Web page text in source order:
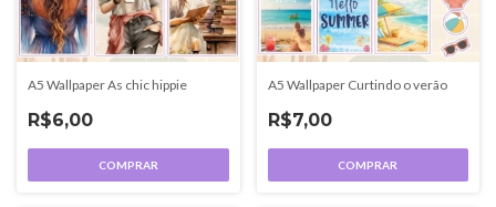
A5 Wallpaper As chic hippie
R$6,00
COMPRAR
A5 Wallpaper Curtindo o verão
R$7,00
COMPRAR